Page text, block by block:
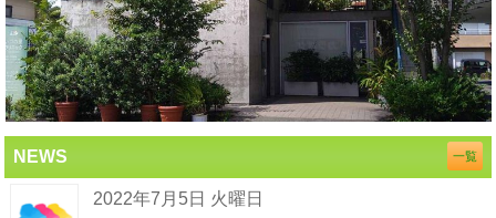
NEWS 一覧
2022年7月5日 火曜日